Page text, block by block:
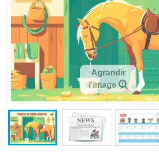
Agrandir
l'image